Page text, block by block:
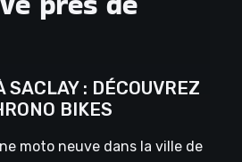
SACLAY : DÉCOUVREZ
BIKES
moto neuve dans la ville de